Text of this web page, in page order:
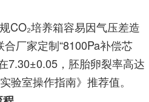
CO₂培养箱容易因气压差造
厂家定制“8100Pa补偿芯
7.30±0.05，胚胎卵裂率高达
验室操作指南》推荐值。